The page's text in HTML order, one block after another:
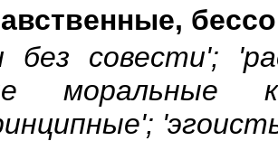
без совести';
моральные